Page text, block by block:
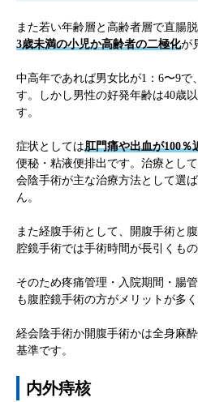
また若い年齢層と高齢者層で直腸
3歳未満の小児か高齢者の二極化が
中高年であれば男女比が1：6〜9で
す。しかし男性の好発年齢は40歳
す。
症状としては肛門痛や出血が100％
便秘・粘液便排出です。治療とし
会陰手術が主な治療方法として選
ん。
また経腹手術として、開腹手術と
腔鏡手術では手術時間が長引くもの
そのため疼痛管理・入院期間・腸
も腹腔鏡手術の方がメリットが多く
経会陰手術か開腹手術かは全身麻
基準です。
内外痔核